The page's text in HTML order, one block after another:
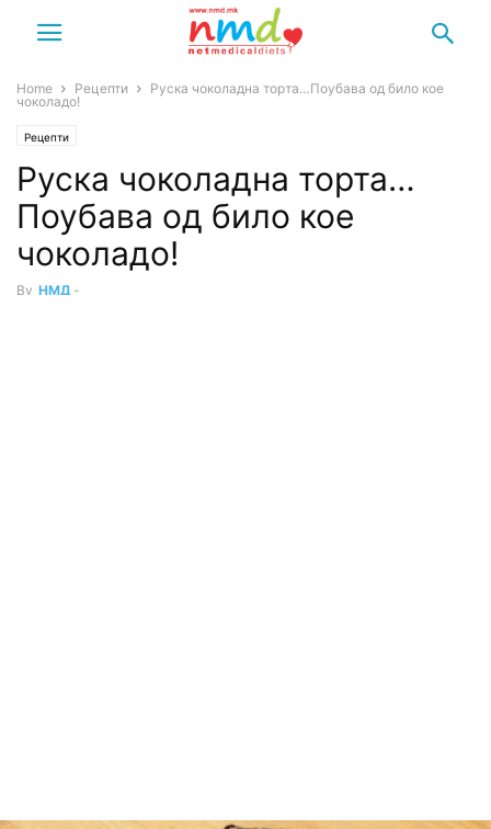
Home Рецепти
Руска чоколадна торта…Поубава од било кое
чоколадо!
Рецепти
Руска чоколадна торта…
Поубава од било кое
чоколадо!
By НМД -